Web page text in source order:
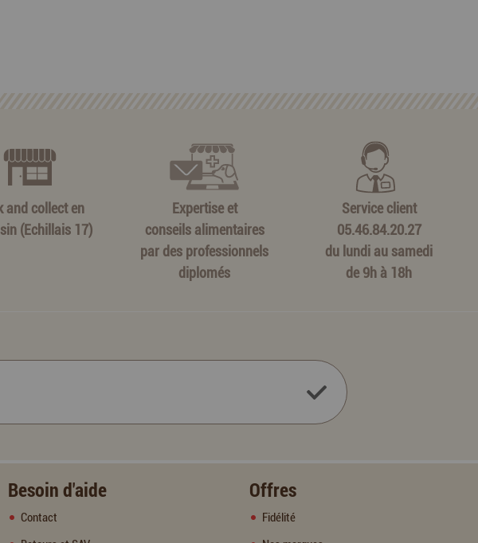
and collect en
(Echillais 17)
Expertise et
conseils alimentaires
par des professionnels
diplomés
Service client
05.46.84.20.27
du lundi au samedi
de 9h à 18h
Besoin d'aide
Contact
Offres
Fidélité